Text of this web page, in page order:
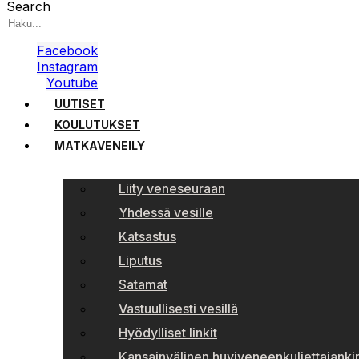
Search
Facebook
Instagram
Youtube
UUTISET
KOULUTUKSET
MATKAVENEILY
Liity veneseuraan
Yhdessä vesille
Katsastus
Liputus
Satamat
Vastuullisesti vesillä
Hyödylliset linkit